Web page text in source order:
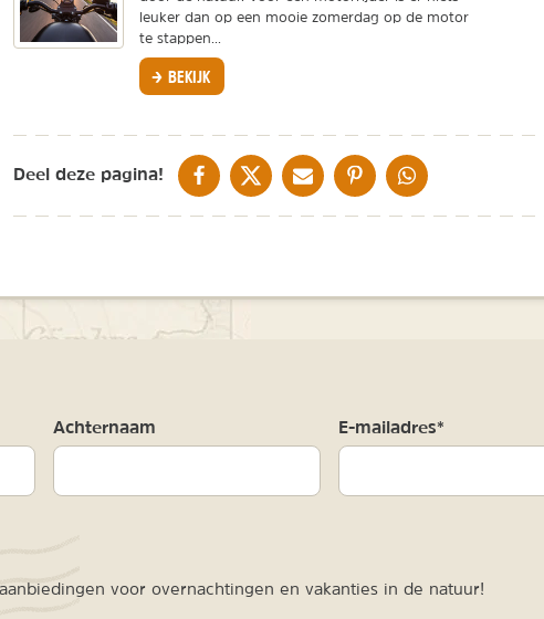
leuker dan op een mooie zomerdag op de motor
te stappen...
BEKIJK
Deel deze pagina! DELEN OP FACEBOOK
DELEN OP XDELEN VIA DE MAIL
DELEN OP PINTEREST
DELEN OP WHATSAPP
Achternaam E-mailadres*
voor overnachtingen en vakanties in de natuur!